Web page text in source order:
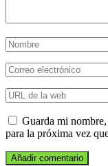
Guarda mi
para la próxima vez